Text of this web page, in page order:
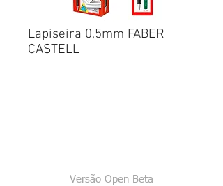
Lapiseira 0,5mm FABER
CASTELL
Versão Open Beta